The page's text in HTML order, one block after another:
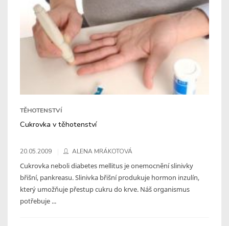
TĚHOTENSTVÍ
Cukrovka v těhotenství
20.05.2009 ALENA MRÁKOTOVÁ
Cukrovka neboli diabetes mellitus je onemocnění slinivky
břišní, pankreasu. Slinivka břišní produkuje hormon inzulín,
který umožňuje přestup cukru do krve. Náš organismus
potřebuje ...